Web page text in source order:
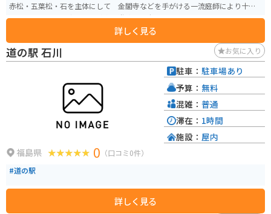
赤松・五葉松・石を主体にして 金閣寺などを手がける一流庭師により十余
年の歳月をかけて完成した池泉廻遊式純日本庭園です。
詳しく見る
道の駅 石川 お気に入り
福島県 0 （口コミ0件）
#道の駅
詳しく見る
駐車： 駐車場あり
予算： 無料
混雑： 普通
滞在： 1時間
施設： 屋内